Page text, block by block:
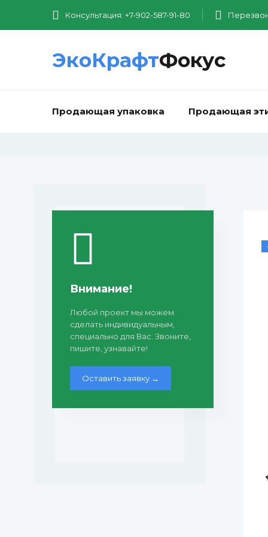
Консультация: +7-902-587-91-80
ЭкоКрафтФокус
Продающая упаковка Продающая
Внимание!
Любой проект мы можем
сделать индивидуальным,
специально для Вас. Звоните,
пишите, узнавайте!
Оставить заявку →